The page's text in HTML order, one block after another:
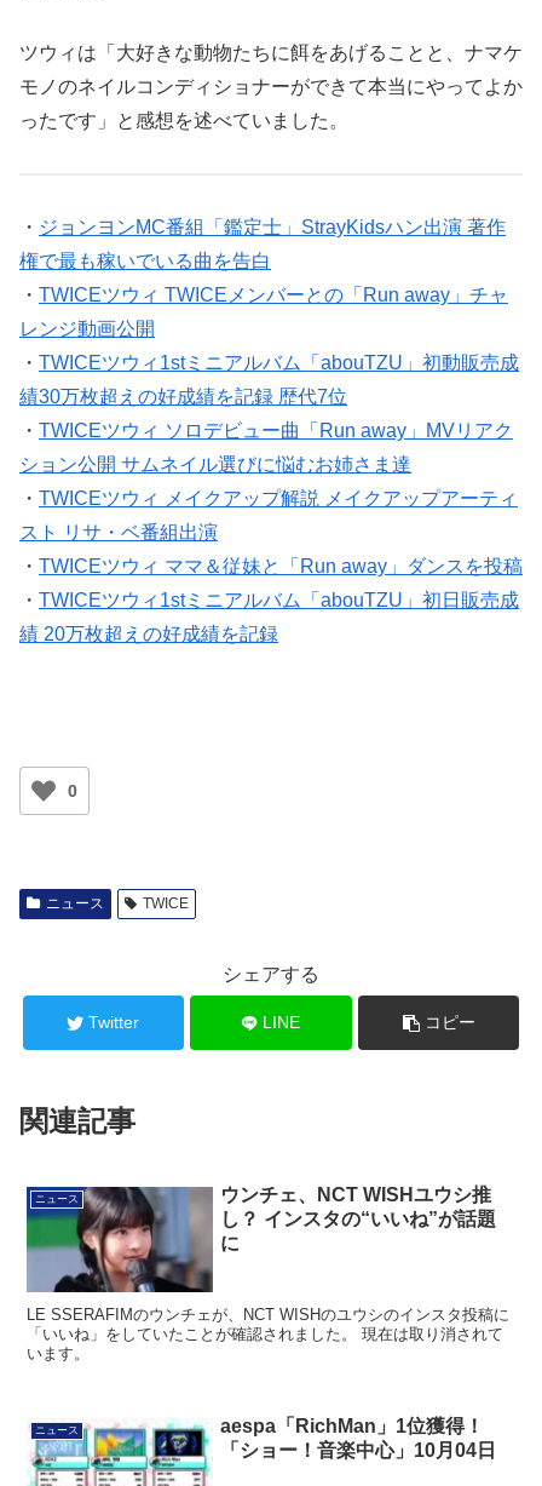
ツウィは「大好きな動物たちに餌をあげることと、ナマケ
モノのネイルコンディショナーができて本当にやってよか
ったです」と感想を述べていました。
・ ジョンヨンMC番組「鑑定士」StrayKidsハン出演 著作
権で最も稼いでいる曲を告白
・ TWICEツウィ TWICEメンバーとの「Run away」チャ
レンジ動画公開
・ TWICEツウィ1stミニアルバム「abouTZU」初動販売成
績30万枚超えの好成績を記録 歴代7位
・ TWICEツウィ ソロデビュー曲「Run away」MVリアク
ション公開 サムネイル選びに悩むお姉さま達
・ TWICEツウィ メイクアップ解説 メイクアップアーティ
スト リサ・ベ番組出演
・ TWICEツウィ ママ＆従妹と「Run away」ダンスを投稿
・ TWICEツウィ1stミニアルバム「abouTZU」初日販売成
績 20万枚超えの好成績を記録
0
ニュース TWICE
シェアする
Twitter LINE コピー
関連記事
ニュース
ウンチェ、NCT WISHユウシ推
し？ インスタの“いいね”が話題
に
LE SSERAFIMのウンチェが、NCT WISHのユウシのインスタ投稿に
「いいね」をしていたことが確認されました。 現在は取り消されて
います。
ニュース
aespa「RichMan」1位獲得！
「ショー！音楽中心」10月04日